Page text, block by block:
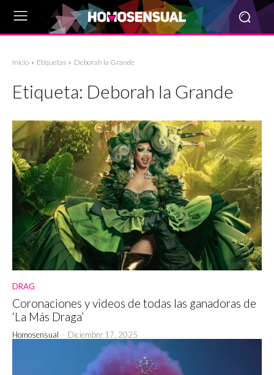
Inicio Etiquetas Deborah la Grande
Etiqueta: Deborah la Grande
DRAG
Coronaciones y videos de todas las ganadoras de
‘La Más Draga’
Homosensual - Diciembre 17, 2025